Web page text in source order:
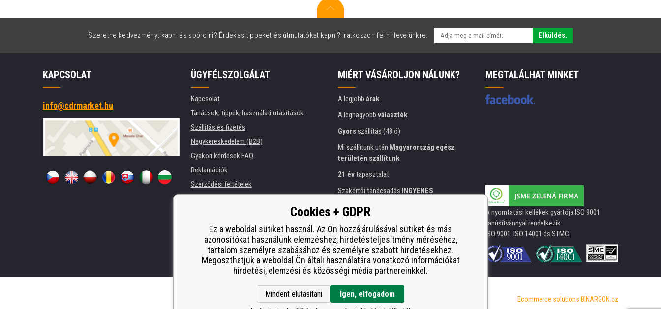
Szeretne kedvezményt kapni és spórolni? Érdekes tippeket és útmutatókat kapni? Iratkozzon fel hírlevelünkre. Elküldés.
KAPCSOLAT
info@cdrmarket.hu
ÜGYFÉLSZOLGÁLAT
Kapcsolat
Tanácsok, tippek, használati utasítások
Szállítás és fizetés
Nagykereskedelem (B2B)
Gyakori kérdések FAQ
Reklamációk
Szerződési feltételek
Nyomtatók bérlése
Pótló teljesítmény
Odstoupení od smlouvy
MIÉRT VÁSÁROLJON NÁLUNK?
A legjobb árak
A legnagyobb választék
Gyorsszállítás (48 ó)
Mi szállítunk után Magyarország egész
területén szállítunk
21 évtapasztalat
Szakértői tanácsadás INGYENES
Előzékeny hozzáállás
Biztonságoson-line fizetés
MEGTALÁLHAT MINKET
A nyomtatási kellékek gyártója ISO 9001
tanúsítvánnyal rendelkezik
ISO 9001, ISO 14001 és STMC.
Ecommerce solutions BINARGON.cz
Cookies + GDPR
Ez a weboldal sütiket használ. Az Ön hozzájárulásával sütiket és más
azonosítókat használunk elemzéshez, hirdetésteljesítmény méréséhez,
tartalom személyre szabásához és személyre szabott hirdetésekhez.
Megoszthatjuk a weboldal Ön általi használatára vonatkozó információkat
hirdetési, elemzési és közösségi média partnereinkkel.
Mindent elutasítani
Igen, elfogadom